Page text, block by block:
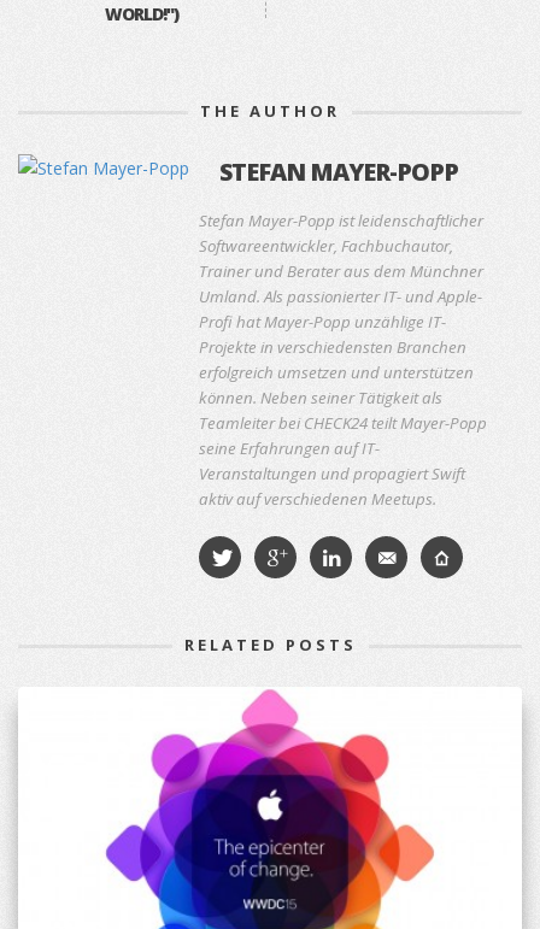
WORLD!")
THE AUTHOR
STEFAN MAYER-POPP
Stefan Mayer-Popp ist leidenschaftlicher
Softwareentwickler, Fachbuchautor,
Trainer und Berater aus dem Münchner
Umland. Als passionierter IT- und Apple-
Profi hat Mayer-Popp unzählige IT-
Projekte in verschiedensten Branchen
erfolgreich umsetzen und unterstützen
können. Neben seiner Tätigkeit als
Teamleiter bei CHECK24 teilt Mayer-Popp
seine Erfahrungen auf IT-
Veranstaltungen und propagiert Swift
aktiv auf verschiedenen Meetups.
RELATED POSTS